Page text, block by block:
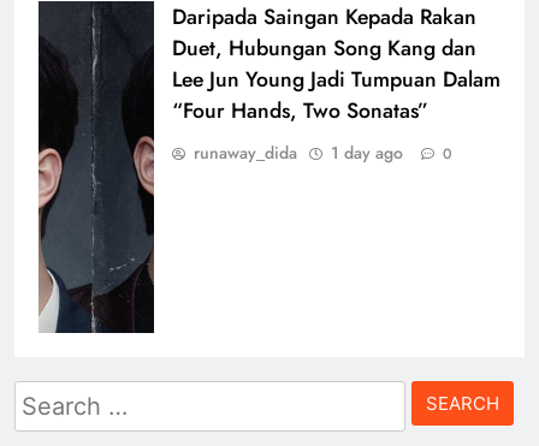
Daripada Saingan Kepada Rakan
Duet, Hubungan Song Kang dan
Lee Jun Young Jadi Tumpuan Dalam
“Four Hands, Two Sonatas”
runaway_dida 1 day ago 0
Search
for: